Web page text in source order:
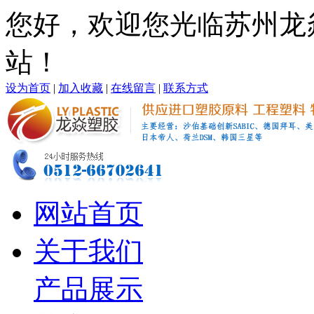
您好，欢迎您光临苏州
站！
设为首页 | 加入收藏 | 在线留言 | 联系方式
网站首页
关于我们
产品展示